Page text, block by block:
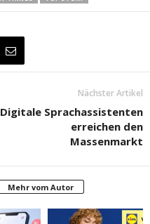
Nächster Artikel
Digitale Sprachassistenten
erreichen den
Massenmarkt
Mehr vom Autor